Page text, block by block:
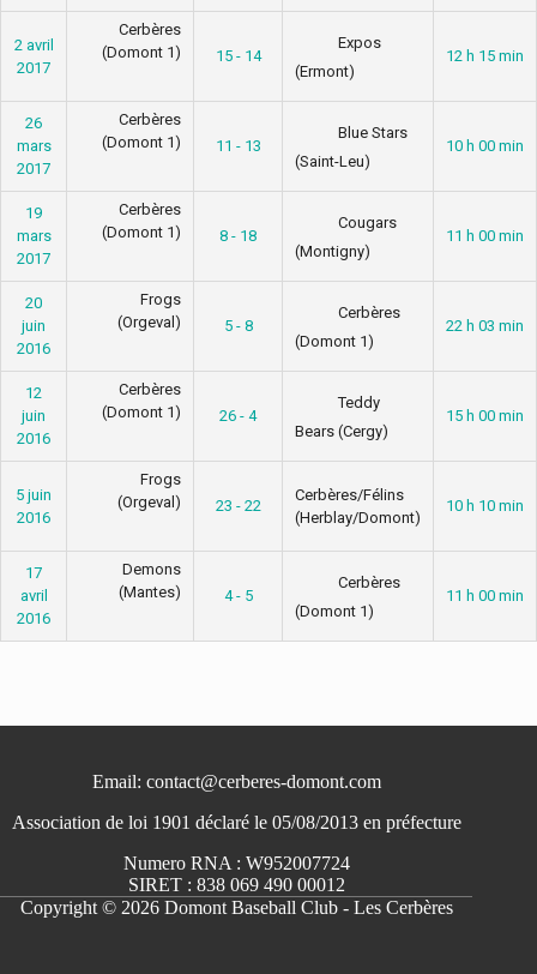
2 avril
2017
Cerbères
(Domont 1)
15 - 14
Expos
(Ermont)
12 h 15 min
26
mars
2017
Cerbères
(Domont 1)
11 - 13
Blue Stars
(Saint-Leu)
10 h 00 min
19
mars
2017
Cerbères
(Domont 1)
8 - 18
Cougars
(Montigny)
11 h 00 min
20
juin
2016
Frogs
(Orgeval)
5 - 8
Cerbères
(Domont 1)
22 h 03 min
12
juin
2016
Cerbères
(Domont 1)
26 - 4
Teddy
Bears (Cergy)
15 h 00 min
5 juin
2016
Frogs
(Orgeval)
23 - 22
Cerbères/Félins
(Herblay/Domont)
10 h 10 min
17
avril
2016
Demons
(Mantes)
4 - 5
Cerbères
(Domont 1)
11 h 00 min
Email: contact@cerberes-domont.com
Association de loi 1901 déclaré le 05/08/2013 en préfecture
Numero RNA : W952007724
SIRET : 838 069 490 00012
Copyright © 2026 Domont Baseball Club - Les Cerbères